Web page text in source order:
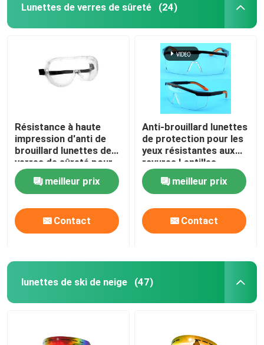
Lunettes de verres de sûreté (24)
Résistance à haute
impression d'anti de
brouillard lunettes de
verres de sûreté pour
le laboratoire de chimie
meilleur prix
Contact
Anti-brouillard lunettes
de protection pour les
yeux résistantes aux
rayures Lentilles
d'enveloppe claires
Lunettes de sécurité et
poignées
antidérapantes
Temples réglables
Lunettes de laboratoire
meilleur prix
Contact
lunettes de ski de neige (47)